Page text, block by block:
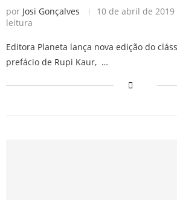
por Josi Gonçalves 10 de abril de 2019
leitura
Editora Planeta lança nova edição do
prefácio de Rupi Kaur, …